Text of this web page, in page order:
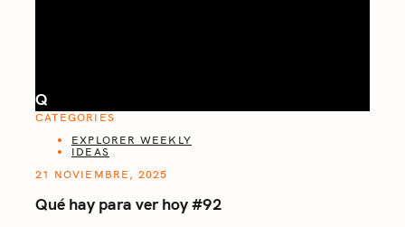
Q
CATEGORIES
EXPLORER WEEKLY
IDEAS
21 NOVIEMBRE, 2025
Qué hay para ver hoy #92